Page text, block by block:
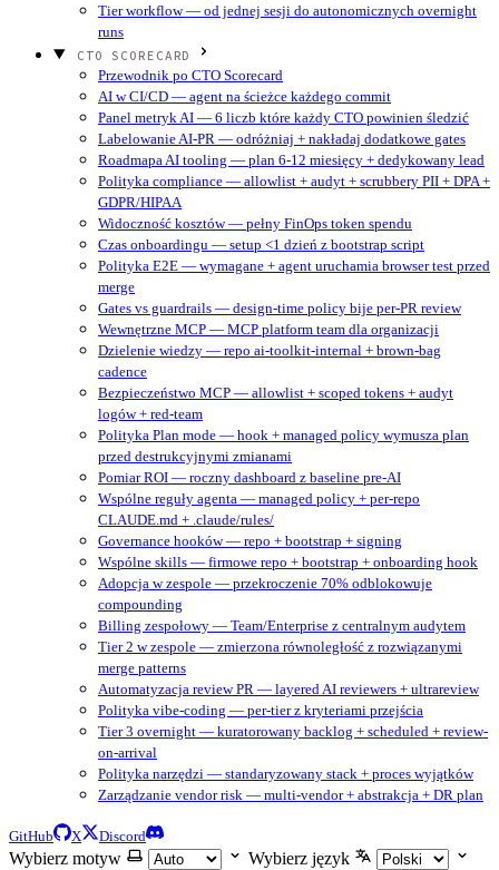
Tier workflow — od jednej sesji do autonomicznych overnight
runs
CTO SCORECARD
Przewodnik po CTO Scorecard
AI w CI/CD — agent na ścieżce każdego commit
Panel metryk AI — 6 liczb które każdy CTO powinien śledzić
Labelowanie AI-PR — odróżniaj + nakładaj dodatkowe gates
Roadmapa AI tooling — plan 6-12 miesięcy + dedykowany lead
Polityka compliance — allowlist + audyt + scrubbery PII + DPA +
GDPR/HIPAA
Widoczność kosztów — pełny FinOps token spendu
Czas onboardingu — setup <1 dzień z bootstrap script
Polityka E2E — wymagane + agent uruchamia browser test przed
merge
Gates vs guardrails — design-time policy bije per-PR review
Wewnętrzne MCP — MCP platform team dla organizacji
Dzielenie wiedzy — repo ai-toolkit-internal + brown-bag
cadence
Bezpieczeństwo MCP — allowlist + scoped tokens + audyt
logów + red-team
Polityka Plan mode — hook + managed policy wymusza plan
przed destrukcyjnymi zmianami
Pomiar ROI — roczny dashboard z baseline pre-AI
Wspólne reguły agenta — managed policy + per-repo
CLAUDE.md + .claude/rules/
Governance hooków — repo + bootstrap + signing
Wspólne skills — firmowe repo + bootstrap + onboarding hook
Adopcja w zespole — przekroczenie 70% odblokowuje
compounding
Billing zespołowy — Team/Enterprise z centralnym audytem
Tier 2 w zespole — zmierzona równoległość z rozwiązanymi
merge patterns
Automatyzacja review PR — layered AI reviewers + ultrareview
Polityka vibe-coding — per-tier z kryteriami przejścia
Tier 3 overnight — kuratorowany backlog + scheduled + review-
on-arrival
Polityka narzędzi — standaryzowany stack + proces wyjątków
Zarządzanie vendor risk — multi-vendor + abstrakcja + DR plan
GitHub X Discord
Wybierz motyw Wybierz język